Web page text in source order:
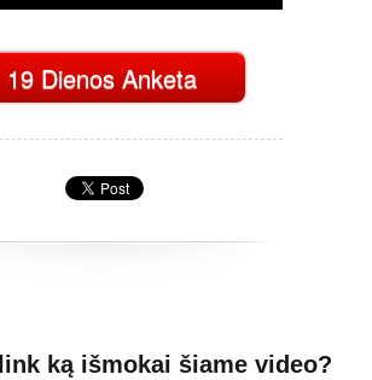
19 Dienos Anketa
ką išmokai šiame video?